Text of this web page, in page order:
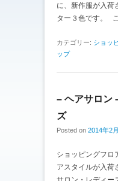
に、新作服が入荷
ター３色です。
カテゴリー: ショッ
ップ
– ヘアサロ
ズ
Posted on 2014年2
ショッピングフロ
アスタイルが入荷